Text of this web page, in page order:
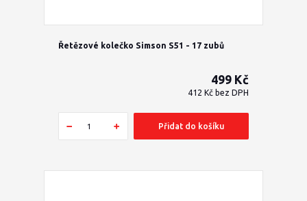
Řetězové kolečko Simson S51 - 17 zubů
499 Kč
412 Kč bez DPH
Přidat do košíku